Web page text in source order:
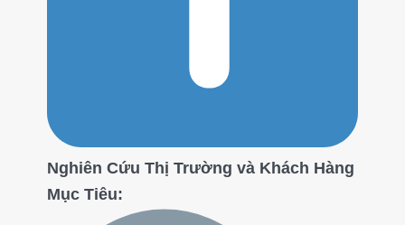
Nghiên Cứu Thị Trường và Khách Hàng
Mục Tiêu: